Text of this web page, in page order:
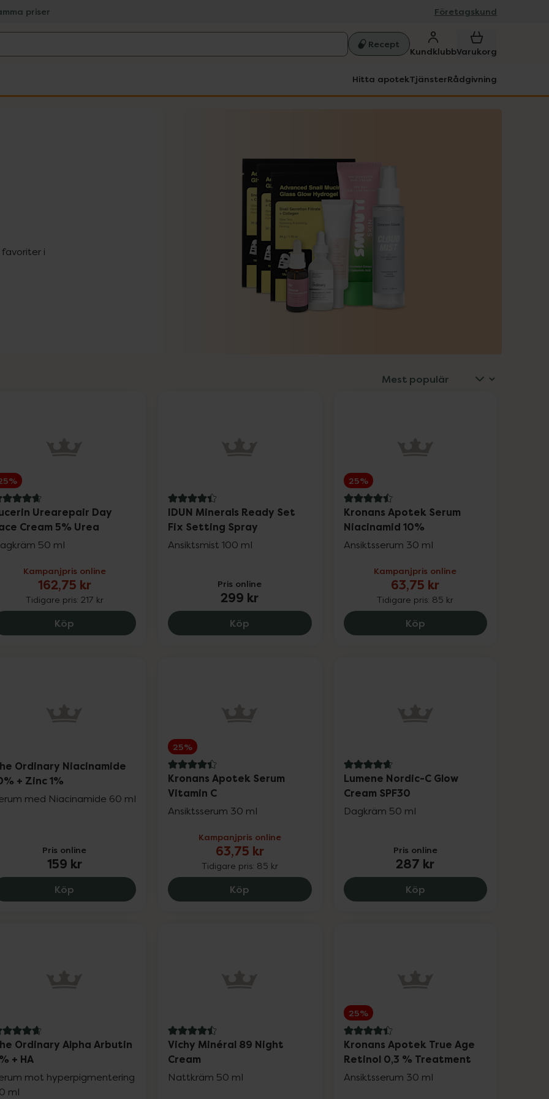
priser Företagskund
Recept
KundklubbVarukorg
Hitta apotekTjänsterRådgivning
i
av 5 i omdöme
Urearepair Day
Cream 5% Urea
50 ml
Kampanjpris online
162,75 kr
Tidigare pris: 217 kr
Köp Eucerin Urearepair Day Face Cream 5% Urea, 162.75 kr.
4.4 av 5 i omdöme
IDUN Minerals Ready Set
Fix Setting Spray
Ansiktsmist 100 ml
Pris online
299 kr
Köp IDUN Minerals Ready Set Fix Setting Spray, 299 kr.
25%
4.5 av 5 i omdöme
Kronans Apotek Serum
Niacinamid 10%
Ansiktsserum 30 ml
Kampanjpris online
63,75 kr
Tidigare pris: 85 kr
KöpKronans Apotek Serum
Ordinary Niacinamide
+ Zinc 1%
med Niacinamide 60 ml
Pris online
159 kr
Köp The Ordinary Niacinamide 10% + Zinc 1%, 159 kr.
25%
4.4 av 5 i omdöme
Kronans Apotek Serum
Vitamin C
Ansiktsserum 30 ml
Kampanjpris online
63,75 kr
Tidigare pris: 85 kr
Köp Kronans Apotek Serum Vitamin C, 63.75 kr.
4.7 av 5 i omdöme
Lumene Nordic-C Glow
Cream SPF30
Dagkräm 50 ml
Pris online
287 kr
KöpLumene Nordic-C Glow
av 5 i omdöme
Ordinary Alpha Arbutin
+ HA
mot hyperpigmentering
ml
4.5 av 5 i omdöme
Vichy Minéral 89 Night
Cream
Nattkräm 50 ml
25%
4.4 av 5 i omdöme
Kronans Apotek True Age
Retinol 0,3 % Treatment
Ansiktsserum 30 ml